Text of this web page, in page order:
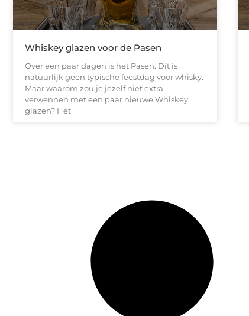
Whiskey glazen voor de Pasen
Over een paar dagen is het Pasen. Dit is
natuurlijk geen typische feestdag voor whisky.
Maar waarom zou je jezelf niet extra
verwennen met een paar nieuwe Whiskey
glazen? Het